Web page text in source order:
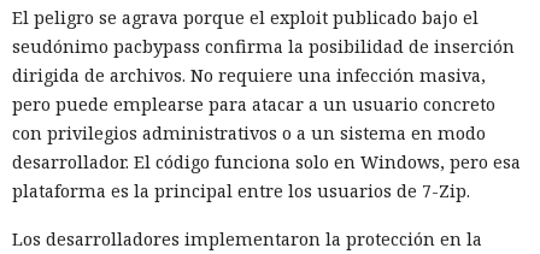
El peligro se agrava porque el exploit publicado bajo el
seudónimo pacbypass confirma la posibilidad de inserción
dirigida de archivos. No requiere una infección masiva,
pero puede emplearse para atacar a un usuario concreto
con privilegios administrativos o a un sistema en modo
desarrollador. El código funciona solo en Windows, pero esa
plataforma es la principal entre los usuarios de 7-Zip.
Los desarrolladores implementaron la protección en la